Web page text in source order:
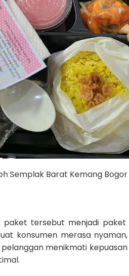
Semplak Barat Kemang Bogor
paket tersebut menjadi paket
konsumen merasa
menikmati